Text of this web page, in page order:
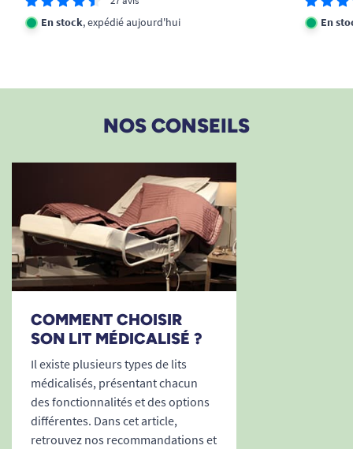
En stock, expédié aujourd'hui En
NOS CONSEILS
COMMENT CHOISIR
SON LIT MÉDICALISÉ ?
Il existe plusieurs types de lits
médicalisés, présentant chacun
des fonctionnalités et des options
différentes. Dans cet article,
retrouvez nos recommandations et